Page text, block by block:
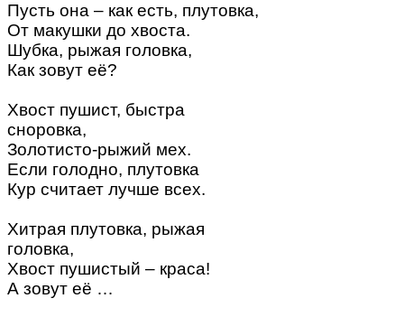
Пусть она – как есть, плутовка,
От макушки до хвоста.
Шубка, рыжая головка,
Как зовут её?
Хвост пушист, быстра
сноровка,
Золотисто-рыжий мех.
Если голодно, плутовка
Кур считает лучше всех.
Хитрая плутовка, рыжая
головка,
Хвост пушистый – краса!
А зовут её …